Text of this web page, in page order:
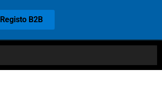
Registo B2B